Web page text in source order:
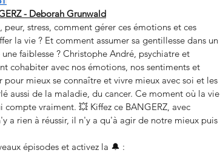
- Deborah Grunwald
stress, comment gérer ces émotions et ces
la vie ? Et comment assumer sa gentillesse dans un
faiblesse ? Christophe André, psychiatre et
cohabiter avec nos émotions, nos sentiments et
mieux se connaître et vivre mieux avec soi et les
aussi de la maladie, du cancer. Ce moment où la vie
vraiment. 💥 Kiffez ce BANGERZ, avec
a rien à réussir, il n'y a qu'à agir de notre mieux puis
épisodes et activez la 🔔 :